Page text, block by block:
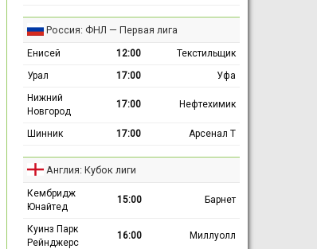
Россия: ФНЛ — Первая лига
Енисей 12:00
Текстильщик
Урал
17:00
Уфа
Нижний
Новгород
17:00 Нефтехимик
Шинник 17:00 Арсенал Т
Англия: Кубок лиги
Кембридж
Юнайтед
15:00 Барнет
Куинз Парк
Рейнджерс
16:00 Миллуолл